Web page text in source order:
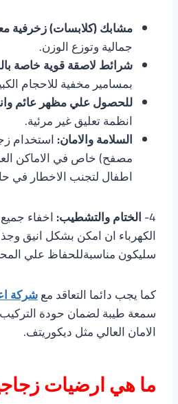
مشابك (كلابسات) زخرفية
جمالية وتوزع الوزن.
شرائط لاصقة قوية خاصة
بمسامير مخفية للاحجام
للحصول علي مظهر عائم
انظمة تعليق غير مرئية.
السلامة والامان:استخدام
مصفح) خاص في الاماكن
اطفال لتجنب الاخطار في
4- الختام والتشطيب:اخفاء
الكهرباء ان امكن بشكل انيق
سليكون مناسبةللحفاظ علي
كما يجب دائما التعاقد معشركة
سمعة طيبة لضمان حودة التركيب
الامان العالي مثل ديكوريتف.
ما هي ارضيات